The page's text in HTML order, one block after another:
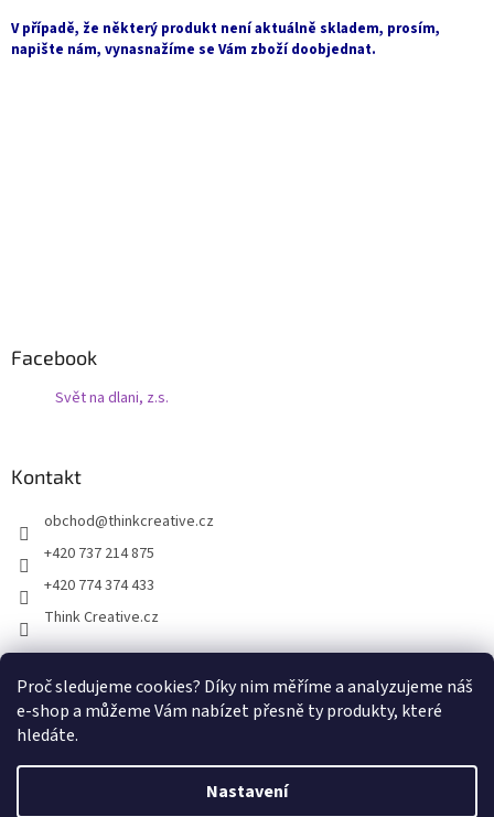
Proč sledujeme cookies? Díky nim měříme a analyzujeme náš
e-shop a můžeme Vám nabízet přesně ty produkty, které
hledáte.
Nastavení
V případě, že některý produkt není aktuálně skladem, prosím,
napište nám, vynasnažíme se Vám zboží doobjednat.
Facebook
Svět na dlani, z.s.
Kontakt
obchod@thinkcreative.cz
+420 737 214 875
+420 774 374 433
Think Creative.cz
Zboží.cz Heureka.cz Facebook
Vytvořil Shoptet